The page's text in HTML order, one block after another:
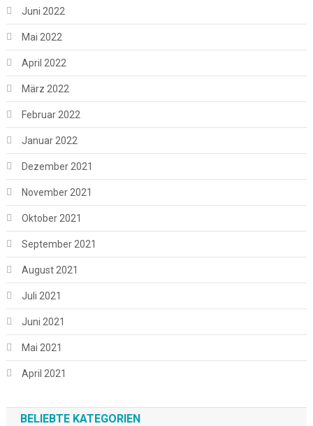
Juni 2022
Mai 2022
April 2022
März 2022
Februar 2022
Januar 2022
Dezember 2021
November 2021
Oktober 2021
September 2021
August 2021
Juli 2021
Juni 2021
Mai 2021
April 2021
BELIEBTE KATEGORIEN